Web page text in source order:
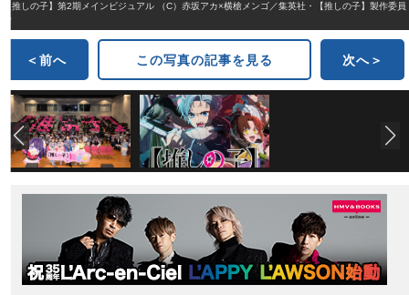
【推しの子】第2期メインビジュアル （C）赤坂アカ×横槍メンゴ／集英社・【推しの子】製作委員
会
＜前へ この写真の記事を見る 次へ＞